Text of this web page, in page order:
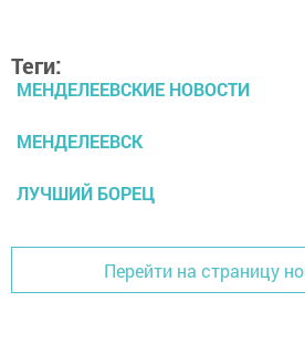
Теги:
МЕНДЕЛЕЕВСКИЕ НОВОСТИ
МЕНДЕЛЕЕВСК
ЛУЧШИЙ БОРЕЦ
Перейти на страницу